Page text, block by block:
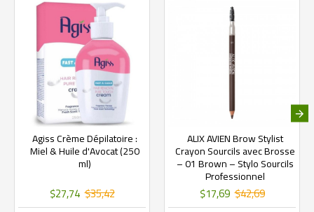
Agiss Crème Dépilatoire :
Miel & Huile d'Avocat (250
ml)
$27,74 $35,42
ALIX AVIEN Brow Stylist
Crayon Sourcils avec Brosse
– 01 Brown – Stylo Sourcils
Professionnel
$17,69 $42,69